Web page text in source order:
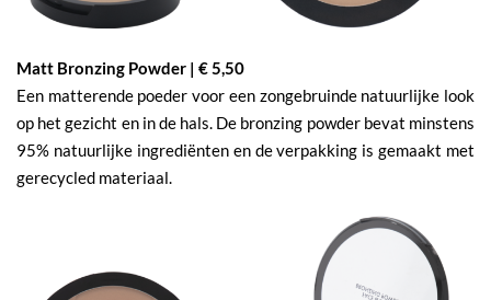
Matt Bronzing Powder | € 5,50
Een matterende poeder voor een zongebruinde natuurlijke look
op het gezicht en in de hals. De bronzing powder bevat minstens
95% natuurlijke ingrediënten en de verpakking is gemaakt met
gerecycled materiaal.